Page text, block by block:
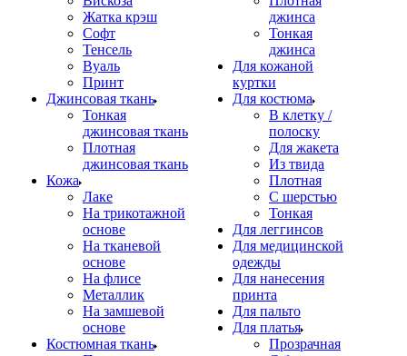
Жатка крэш
Софт
Тенсель
Вуаль
Принт
Джинсовая ткань
Тонкая
джинсовая ткань
Плотная
джинсовая ткань
Кожа
Лаке
На трикотажной
основе
На тканевой
основе
На флисе
Металлик
На замшевой
основе
Костюмная ткань
джинса
Тонкая
джинса
Для кожаной
куртки
Для костюма
В клетку /
полоску
Для жакета
Из твида
Плотная
С шерстью
Тонкая
Для леггинсов
Для медицинской
одежды
Для нанесения
принта
Для пальто
Для платья
Прозрачная